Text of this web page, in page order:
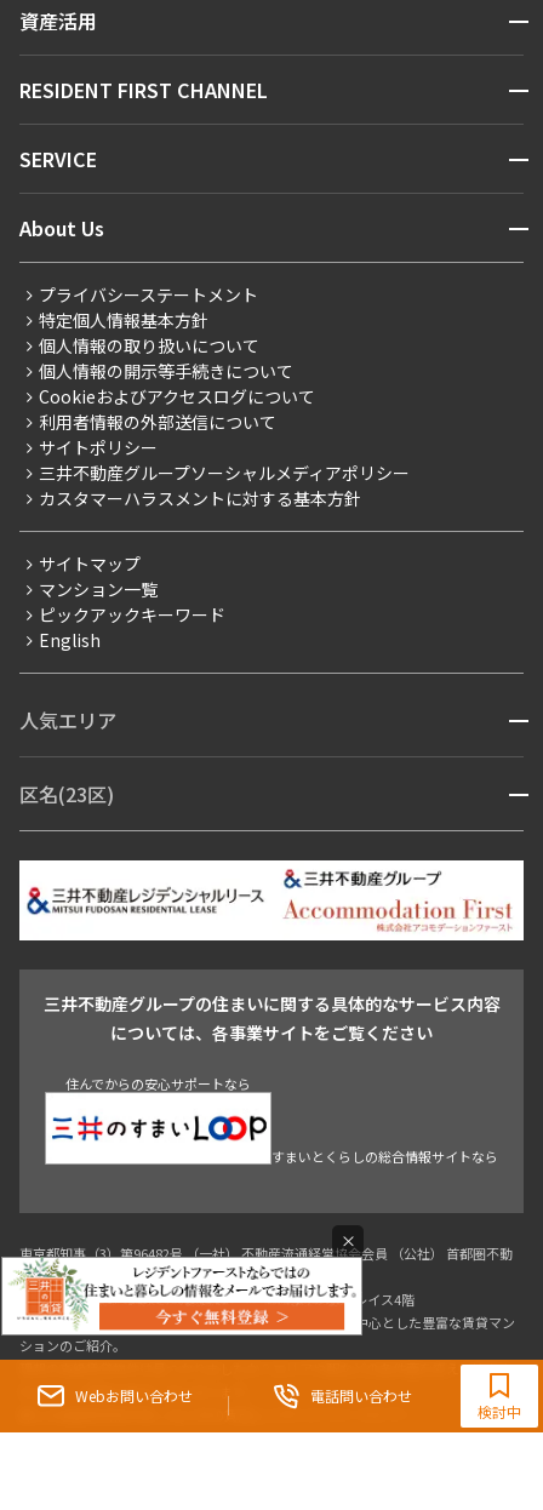
Webお問い合わせ 電話問い合わせ
0120-321-719
9:30~18:00（水曜定休）
検討中
新着情報から探す
新着募集情報
こだわりから探す
こだわり一覧
プレミアムマンション
新築
当社限定（港区・渋谷区）
当社限定（港区・渋谷区以外）
三井不動産企画
賃料改定
フリーレント
ペット可
ブランドマンション
お問い合わせ
資産活用 開閉
お問い合わせ
RESIDENT FIRST CHANNEL 開閉
マンションレポート
住まいのコラム
SERVICE 開閉
会員ページ
ご入居・提携サービス
お部屋探しからご契約まで
よくあるご質問
社宅紹介
【仲介会社様向け】当社仲介事業部取り扱い物件入居申込
About Us 開閉
会社情報
事業案内
採用情報
ニュースリリース
お問い合わせ
プライバシーステートメント
特定個人情報基本方針
個人情報の取り扱いについて
個人情報の開示等手続きについて
Cookieおよびアクセスログについて
利用者情報の外部送信について
サイトポリシー
三井不動産グループソーシャルメディアポリシー
カスタマーハラスメントに対する基本方針
サイトマップ
マンション一覧
ピックアックキーワード
English
人気エリア 開閉
青山・表参道・原宿
市ヶ谷・神楽坂・飯田橋
三田・芝・浜松町
芝浦・汐留・品川
月島・勝どき・豊洲
本郷・春日・小石川
新宿・代々木
目白・高田馬場・早稲田
中野・荻窪
池尻大橋・三軒茶屋
祐天寺・学芸大学・自由が丘
駒沢・用賀・二子玉川
成城・砧
池袋・板橋・王子
戸越・大井・蒲田
青山 渋谷 東京・大手町 新宿
神田・御茶ノ水・秋葉原
初台・幡ヶ谷・笹塚
区名(23区) 開閉
江東区 台東区 墨田区
中野区
豊島区
杉並区 板橋区 練馬区 荒川区
足立区
三井不動産グループの住まいに関する具体的なサービス内容
については、各事業サイトをご覧ください
住んでからの安心サポートなら すまいとくらしの総合情報サイトなら
東京都知事（3）第96482号 （一社） 不動産流通経営協会会員 （公社） 首都圏不動
×